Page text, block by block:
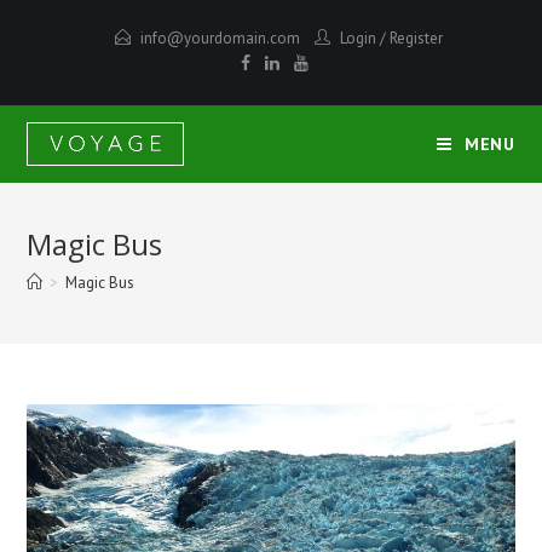
info@yourdomain.com Login / Register
MENU
Magic Bus
> Magic Bus